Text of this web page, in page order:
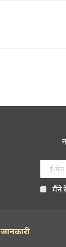
मैंने
जानकारी